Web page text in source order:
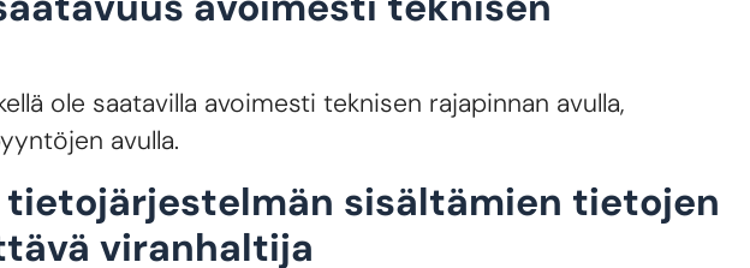
ole saatavilla avoimesti teknisen rajapinnan avulla,
avulla.
sisältämien tietojen
viranhaltija